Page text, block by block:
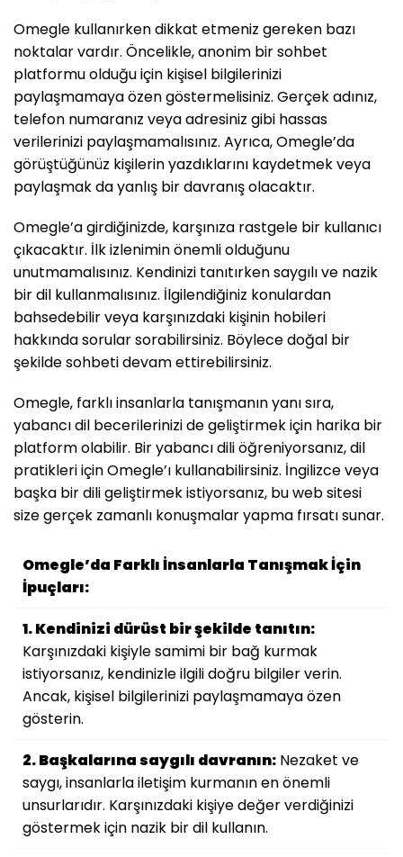
Omegle kullanırken dikkat etmeniz gereken bazı
noktalar vardır. Öncelikle, anonim bir sohbet
platformu olduğu için kişisel bilgilerinizi
paylaşmamaya özen göstermelisiniz. Gerçek adınız,
telefon numaranız veya adresiniz gibi hassas
verilerinizi paylaşmamalısınız. Ayrıca, Omegle’da
görüştüğünüz kişilerin yazdıklarını kaydetmek veya
paylaşmak da yanlış bir davranış olacaktır.
Omegle’a girdiğinizde, karşınıza rastgele bir kullanıcı
çıkacaktır. İlk izlenimin önemli olduğunu
unutmamalısınız. Kendinizi tanıtırken saygılı ve nazik
bir dil kullanmalısınız. İlgilendiğiniz konulardan
bahsedebilir veya karşınızdaki kişinin hobileri
hakkında sorular sorabilirsiniz. Böylece doğal bir
şekilde sohbeti devam ettirebilirsiniz.
Omegle, farklı insanlarla tanışmanın yanı sıra,
yabancı dil becerilerinizi de geliştirmek için harika bir
platform olabilir. Bir yabancı dili öğreniyorsanız, dil
pratikleri için Omegle’ı kullanabilirsiniz. İngilizce veya
başka bir dili geliştirmek istiyorsanız, bu web sitesi
size gerçek zamanlı konuşmalar yapma fırsatı sunar.
Omegle’da Farklı İnsanlarla Tanışmak İçin
İpuçları:
1. Kendinizi dürüst bir şekilde tanıtın:
Karşınızdaki kişiyle samimi bir bağ kurmak
istiyorsanız, kendinizle ilgili doğru bilgiler verin.
Ancak, kişisel bilgilerinizi paylaşmamaya özen
gösterin.
2. Başkalarına saygılı davranın: Nezaket ve
saygı, insanlarla iletişim kurmanın en önemli
unsurlarıdır. Karşınızdaki kişiye değer verdiğinizi
göstermek için nazik bir dil kullanın.